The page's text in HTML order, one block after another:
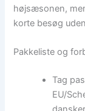
højsæsonen,
korte besøg
Pakkeliste og
Tag
EU/